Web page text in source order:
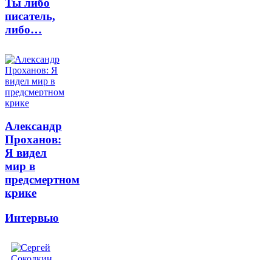
Ты либо
писатель,
либо…
Александр
Проханов:
Я видел
мир в
предсмертном
крике
Интервью